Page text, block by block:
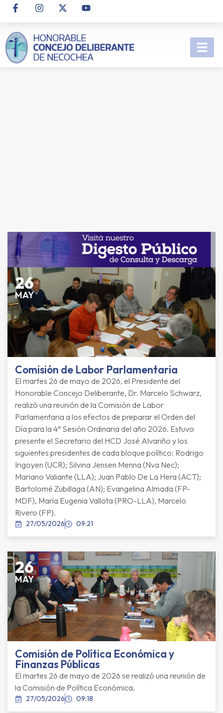
26
MAY
Comisión de Labor Parlamentaria
El martes 26 de mayo de 2026, el Presidente del
Honorable Concejo Deliberante, Dr. Marcelo Schwarz,
realizó una reunión de la Comisión de Labor
Parlamentaria a los efectos de preparar el Orden del
Día para la 4ª Sesión Ordinaria del año 2026. Estuvo
presente el Secretario del HCD José Alvariño y los
siguientes presidentes de cada bloque político: Rodrigo
Irigoyen (UCR); Silvina Jensen Menna (Nva Nec);
Mariano Valiante (LLA); Juan Pablo De La Hera (ACT);
Bartolomé Zubillaga (AN); Evangelina Almada (FP-
MDF), María Eugenia Vallota (PRO-LLA), Marcelo
Rivero (FP).
27/05/2026 09:21
26
MAY
Comisión de Política Económica y
Finanzas Públicas
El martes 26 de mayo de 2026 se realizó una reunión de
la Comisión de Política Económica.
27/05/2026 09:18